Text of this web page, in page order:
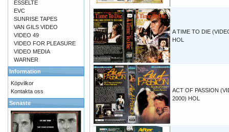
A TIME TO DIE
HOL
ACT OF PASSION
2000) HOL
ESSELTE
EVC
SUNRISE TAPES
VAN GILS VIDEO
VIDEO 49
VIDEO FOR PLEASURE
VIDEO MEDIA
WARNER
Information
Köpvilkor
Kontakta oss
Senaste